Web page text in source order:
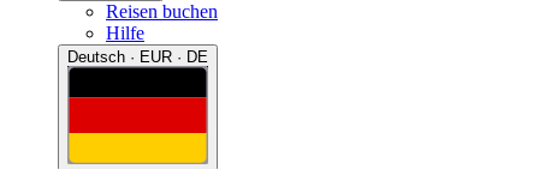
Reisen buchen
Hilfe
Deutsch · EUR · DE